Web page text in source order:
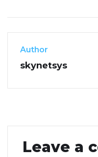
Author
skynetsys
Leave a